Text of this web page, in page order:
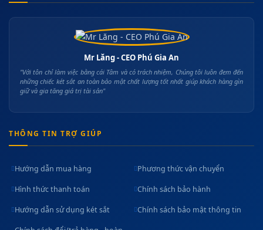
Mr Lăng - CEO Phú Gia An
"Với tôn chỉ làm việc bằng cái Tâm và có trách nhiệm, Chúng tôi luôn đem đến
những chiếc két sắt an toàn bảo mật chất lượng tốt nhất giúp khách hàng gìn
giữ và gia tăng giá trị tài sản"
THÔNG TIN TRỢ GIÚP
Hướng dẫn mua hàng Phương thức vận chuyển
Hình thức thanh toán Chính sách bảo hành
Hướng dẫn sử dụng két sắt Chính sách bảo mật thông tin